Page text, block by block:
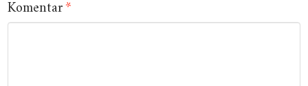
Komentar*